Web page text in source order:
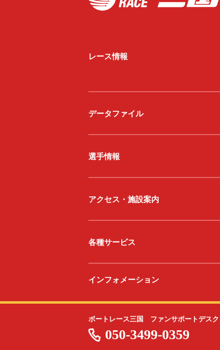
レース情報
データファイル
選手情報
アクセス・施設案内
各種サービス
インフォメーション
ボートレース三国 ファンサポートデスク
050-3499-0359